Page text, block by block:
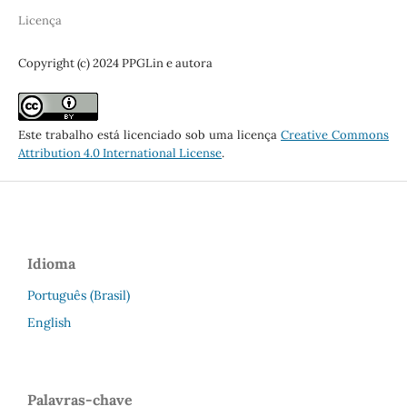
Licença
Copyright (c) 2024 PPGLin e autora
Este trabalho está licenciado sob uma licençaCreative Commons
Attribution 4.0 International License.
Idioma
Português (Brasil)
English
Palavras-chave